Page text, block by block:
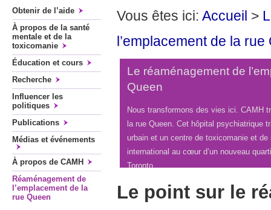
Obtenir de l’aide
À propos de la santé
mentale et de la
toxicomanie
Éducation et cours
Recherche
Influencer les
politiques
Publications
Médias et événements
À propos de CAMH
Réaménagement de
l’emplacement de la
rue Queen
Vous êtes ici: Accueil >
l’emplacement de la rue
Le réaménagement de
Queen
Nous transformons des vies ici. CAMH
la rue Queen. Cet hôpital psychiatrique
urbain et un centre de toxicomanie et
international au cœur d’un nouveau
Toronto.
Le point sur le